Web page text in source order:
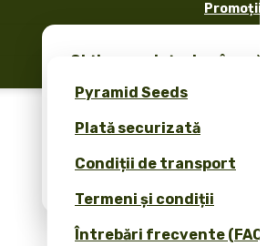
Promoții
Obține semințe de
dvs.!
Calculator de Prețuri
Pyramid Seeds
Plată securizată
Condiții de transport
Termeni și condiții
Întrebări frecvente